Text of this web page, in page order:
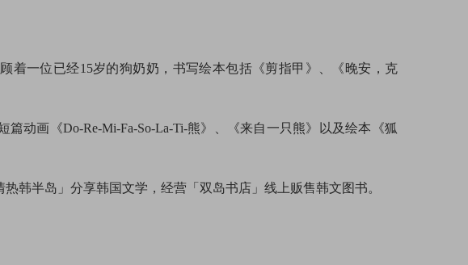
着一位已经15岁的狗奶奶，书写绘本包括《剪指甲》、《晚安，克
动画《Do-Re-Mi-Fa-So-La-Ti-熊》、《来自一只熊》以及绘本《狐
韩半岛」分享韩国文学，经营「双岛书店」线上贩售韩文图书。